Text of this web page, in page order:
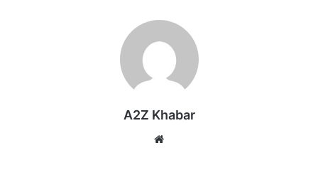
A2Z Khabar